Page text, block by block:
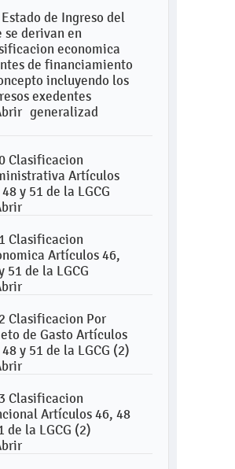
de Ingreso del
se derivan en
economica
de financiamiento
incluyendo los
exedentes
generalizad
Clasificacion
Artículos
y 51 de la LGCG
Clasificacion
Artículos 46,
51 de la LGCG
Clasificacion Por
de Gasto Artículos
y 51 de la LGCG (2)
Clasificacion
Artículos 46, 48
de la LGCG (2)